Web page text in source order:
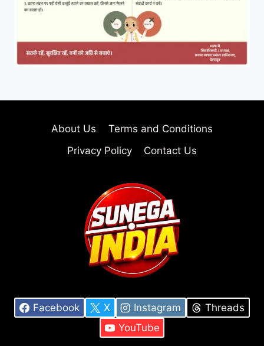
About Us
Terms and Conditions
Privacy Policy
Contact Us
Facebook X Instagram
Threads
YouTube